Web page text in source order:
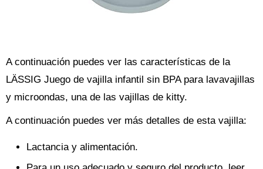
A continuación puedes ver las características de la
LÄSSIG Juego de vajilla infantil sin BPA para lavavajillas
y microondas, una de las vajillas de kitty.
A continuación puedes ver más detalles de esta vajilla:
Lactancia y alimentación.